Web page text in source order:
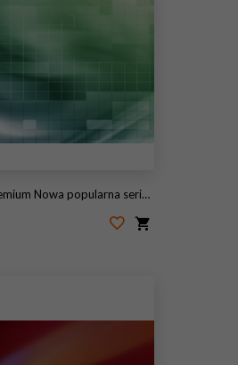
Nowa popularna seria. Nice Design